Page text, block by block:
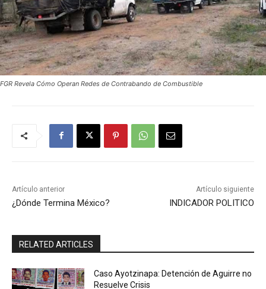
FGR Revela Cómo Operan Redes de Contrabando de Combustible
Artículo anterior
¿Dónde Termina México?
Artículo siguiente
INDICADOR POLITICO
RELATED ARTICLES
Caso Ayotzinapa: Detención de Aguirre no
Resuelve Crisis